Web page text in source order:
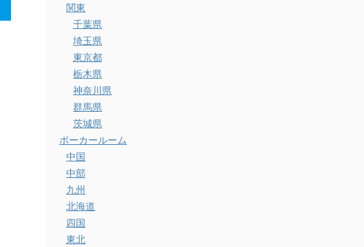
関東
千葉県
埼玉県
東京都
栃木県
神奈川県
群馬県
茨城県
ポーカールーム
中国
中部
九州
北海道
四国
東北